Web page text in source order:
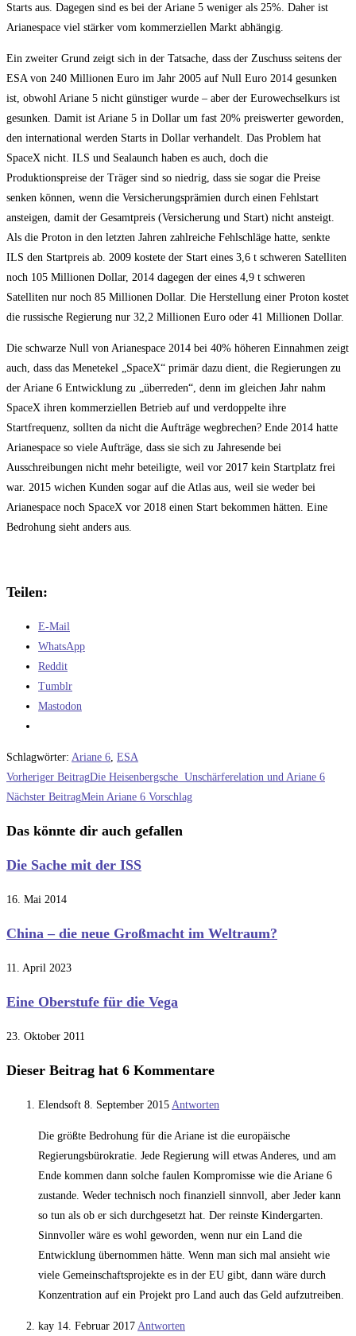
Starts aus. Dagegen sind es bei der Ariane 5 weniger als 25%. Daher ist
Arianespace viel stärker vom kommerziellen Markt abhängig.
Ein zweiter Grund zeigt sich in der Tatsache, dass der Zuschuss seitens der
ESA von 240 Millionen Euro im Jahr 2005 auf Null Euro 2014 gesunken
ist, obwohl Ariane 5 nicht günstiger wurde – aber der Eurowechselkurs ist
gesunken. Damit ist Ariane 5 in Dollar um fast 20% preiswerter geworden,
den international werden Starts in Dollar verhandelt. Das Problem hat
SpaceX nicht. ILS und Sealaunch haben es auch, doch die
Produktionspreise der Träger sind so niedrig, dass sie sogar die Preise
senken können, wenn die Versicherungsprämien durch einen Fehlstart
ansteigen, damit der Gesamtpreis (Versicherung und Start) nicht ansteigt.
Als die Proton in den letzten Jahren zahlreiche Fehlschläge hatte, senkte
ILS den Startpreis ab. 2009 kostete der Start eines 3,6 t schweren Satelliten
noch 105 Millionen Dollar, 2014 dagegen der eines 4,9 t schweren
Satelliten nur noch 85 Millionen Dollar. Die Herstellung einer Proton kostet
die russische Regierung nur 32,2 Millionen Euro oder 41 Millionen Dollar.
Die schwarze Null von Arianespace 2014 bei 40% höheren Einnahmen zeigt
auch, dass das Menetekel „SpaceX“ primär dazu dient, die Regierungen zu
der Ariane 6 Entwicklung zu „überreden“, denn im gleichen Jahr nahm
SpaceX ihren kommerziellen Betrieb auf und verdoppelte ihre
Startfrequenz, sollten da nicht die Aufträge wegbrechen? Ende 2014 hatte
Arianespace so viele Aufträge, dass sie sich zu Jahresende bei
Ausschreibungen nicht mehr beteiligte, weil vor 2017 kein Startplatz frei
war. 2015 wichen Kunden sogar auf die Atlas aus, weil sie weder bei
Arianespace noch SpaceX vor 2018 einen Start bekommen hätten. Eine
Bedrohung sieht anders aus.
Teilen:
E-Mail
WhatsApp
Reddit
Tumblr
Mastodon
Schlagwörter: Ariane 6, ESA
Weitere
Artikel
ansehen
Vorheriger BeitragDie Heisenbergsche Unschärferelation und Ariane 6
Nächster BeitragMein Ariane 6 Vorschlag
Das könnte dir auch gefallen
Die Sache mit der ISS
16. Mai 2014
China – die neue Großmacht im Weltraum?
11. April 2023
Eine Oberstufe für die Vega
23. Oktober 2011
Dieser Beitrag hat 6 Kommentare
Elendsoft 8. September 2015 Antworten
Die größte Bedrohung für die Ariane ist die europäische
Regierungsbürokratie. Jede Regierung will etwas Anderes, und am
Ende kommen dann solche faulen Kompromisse wie die Ariane 6
zustande. Weder technisch noch finanziell sinnvoll, aber Jeder kann
so tun als ob er sich durchgesetzt hat. Der reinste Kindergarten.
Sinnvoller wäre es wohl geworden, wenn nur ein Land die
Entwicklung übernommen hätte. Wenn man sich mal ansieht wie
viele Gemeinschaftsprojekte es in der EU gibt, dann wäre durch
Konzentration auf ein Projekt pro Land auch das Geld aufzutreiben.
kay 14. Februar 2017 Antworten